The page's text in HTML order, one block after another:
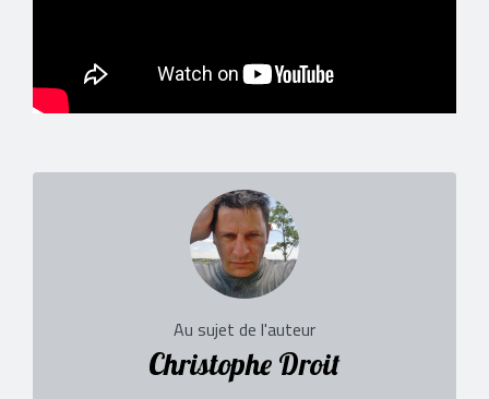
Au sujet de l'auteur
Christophe Droit